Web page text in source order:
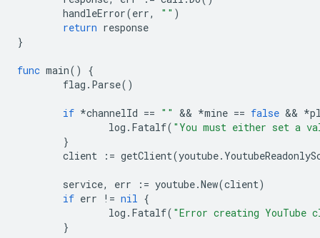
handleError(err, "" )
return response
}
func main()
{
flag . Parse()
if *channelId == "" && *mine == false && *
log . Fatalf( "You must either set a
}
client
:= getClient(youtube.
service, err := youtube.New(client)
if err != nil {
log . Fatalf( "Error creating YouTube
}